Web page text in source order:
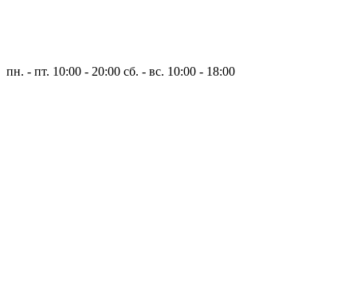
пн. - пт. 10:00 - 20:00 сб. - вс. 10:00 - 18:00